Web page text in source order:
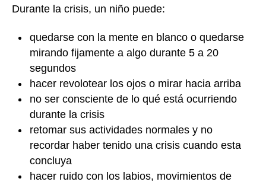
Durante la crisis, un niño puede:
quedarse con la mente en blanco o quedarse
mirando fijamente a algo durante 5 a 20
segundos
hacer revolotear los ojos o mirar hacia arriba
no ser consciente de lo qué está ocurriendo
durante la crisis
retomar sus actividades normales y no
recordar haber tenido una crisis cuando esta
concluya
hacer ruido con los labios, movimientos de